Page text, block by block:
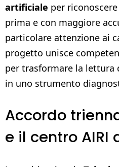
artificiale per
prima e con maggiore
particolare attenzione ai
progetto unisce
per trasformare la lettura
in uno strumento
Accordo
e il centro AIRI